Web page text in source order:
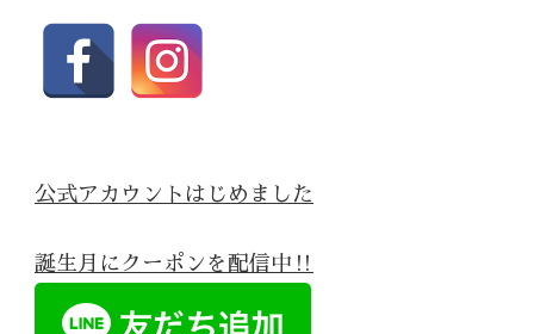
公式アカウントはじめました
誕生月にクーポンを配信中‼